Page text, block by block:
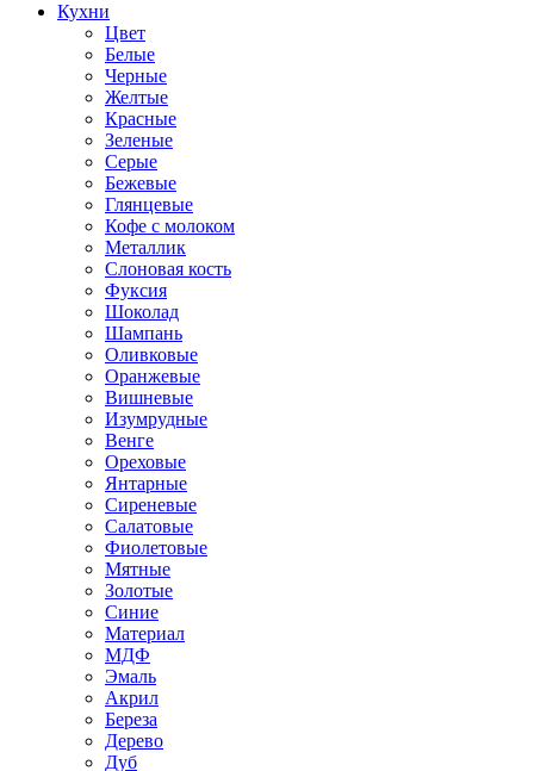
Кухни
Цвет
Белые
Черные
Желтые
Красные
Зеленые
Серые
Бежевые
Глянцевые
Кофе с молоком
Металлик
Слоновая кость
Фуксия
Шоколад
Шампань
Оливковые
Оранжевые
Вишневые
Изумрудные
Венге
Ореховые
Янтарные
Сиреневые
Салатовые
Фиолетовые
Мятные
Золотые
Синие
Материал
МДФ
Эмаль
Акрил
Береза
Дерево
Дуб